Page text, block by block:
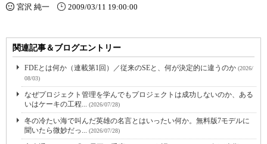
宮沢 純一 2009/03/11 19:00:00
関連記事＆ブログエントリー
FDEとは何か（連載第1回）／従来のSEと、何が決定的に違うのか (2026/
08/03)
なぜプロジェクト管理を学んでもプロジェクトは成功しないのか、ある
いはケーキの工程... (2026/07/28)
冬の冷たい海で叫んだ英雄の名言とはいったい何か。無料版7モデルに
聞いたら微妙だっ... (2026/07/28)